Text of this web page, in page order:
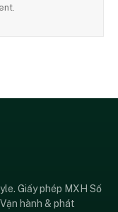
Giấy phép MXH Số
hành & phát